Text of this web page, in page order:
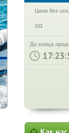
Цена без
∞
До конца
: :